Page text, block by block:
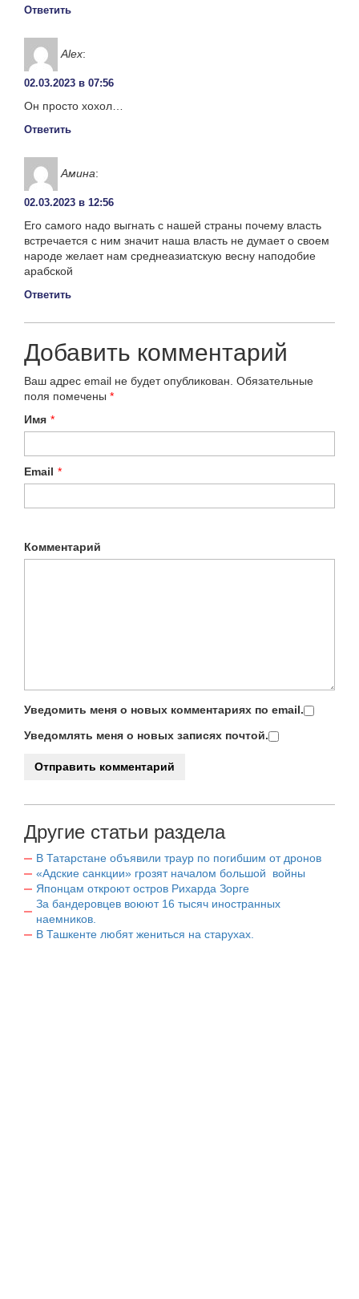
Ответить
Alex:
02.03.2023 в 07:56
Он просто хохол…
Ответить
Амина:
02.03.2023 в 12:56
Его самого надо выгнать с нашей страны почему власть
встречается с ним значит наша власть не думает о своем
народе желает нам среднеазиатскую весну наподобие
арабской
Ответить
Добавить комментарий
Ваш адрес email не будет опубликован. Обязательные
поля помечены *
Имя *
Email *
Комментарий
Уведомить меня о новых комментариях по email.
Уведомлять меня о новых записях почтой.
Другие статьи раздела
В Татарстане объявили траур по погибшим от дронов
«Адские санкции» грозят началом большой войны
Японцам откроют остров Рихарда Зорге
За бандеровцев воюют 16 тысяч иностранных
наемников.
В Ташкенте любят жениться на старухах.